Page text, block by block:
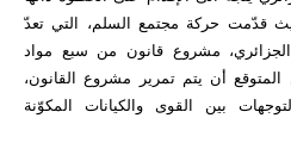
حيث قدّمت حركة مجتمع السلم، التي تعدّ
مشروع قانون من سبع مواد
أن يتم تمرير مشروع القانون،
بين القوى والكيانات المكوّنة